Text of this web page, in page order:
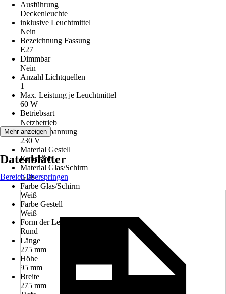
Ausführung
Deckenleuchte
inklusive Leuchtmittel
Nein
Bezeichnung Fassung
E27
Dimmbar
Nein
Anzahl Lichtquellen
1
Max. Leistung je Leuchtmittel
60 W
Betriebsart
Netzbetrieb
Betriebsspannung
230 V
Material Gestell
Kunststoff
Material Glas/Schirm
Glas
Farbe Glas/Schirm
Weiß
Farbe Gestell
Weiß
Form der Leuchte
Rund
Länge
275 mm
Höhe
95 mm
Breite
275 mm
Mehr anzeigen
Datenblätter
Bereich überspringen